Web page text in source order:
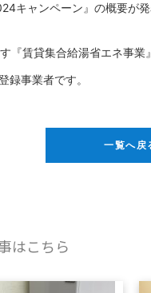
キャンペーン』の概要
『賃貸集合給湯省エネ事業
事業者です。
一覧へ戻
はこちら